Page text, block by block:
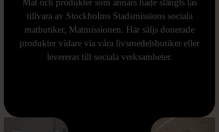
Mat och produkter som annars hade slängts tas
tillvara av Stockholms Stadsmissions sociala
matbutiker, Matmissionen. Här säljs donerade
produkter vidare via våra livsmedelsbutiker eller
levereras till sociala verksamheter.